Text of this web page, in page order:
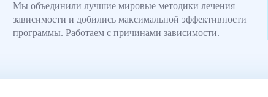
Мы объединили лучшие мировые методики лечения
зависимости и добились максимальной эффективности
программы. Работаем с причинами зависимости.